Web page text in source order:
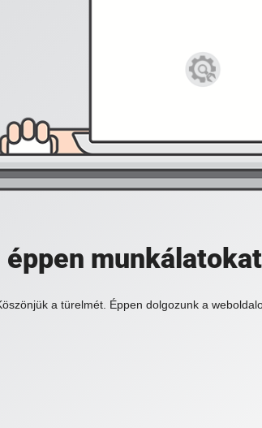
a türelmét. Éppen dolgozunk a